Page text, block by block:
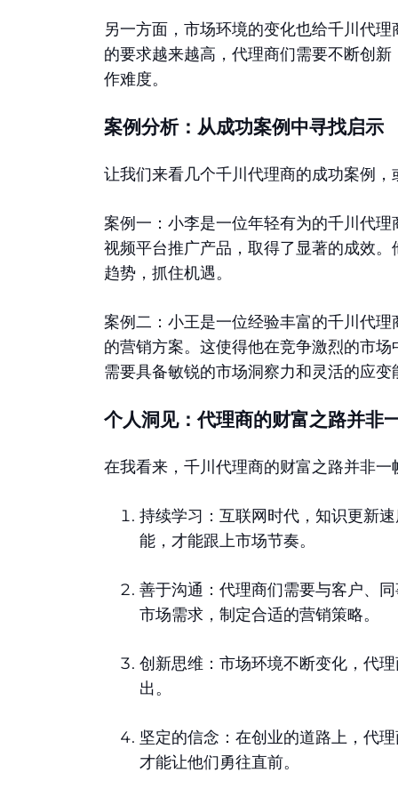
另一方面，市场环境的变化也给千川代
的要求越来越高，代理商们需要不断创
作难度。
案例分析：从成功案例中寻找启示
让我们来看几个千川代理商的成功案例
案例一：小李是一位年轻有为的千川代
视频平台推广产品，取得了显著的成效
趋势，抓住机遇。
案例二：小王是一位经验丰富的千川代
的营销方案。这使得他在竞争激烈的市
需要具备敏锐的市场洞察力和灵活的应变
个人洞见：代理商的财富之路并非
在我看来，千川代理商的财富之路并非
持续学习：互联网时代，知识更新
能，才能跟上市场节奏。
善于沟通：代理商们需要与客户、
市场需求，制定合适的营销策略。
创新思维：市场环境不断变化，代
出。
坚定的信念：在创业的道路上，代
才能让他们勇往直前。